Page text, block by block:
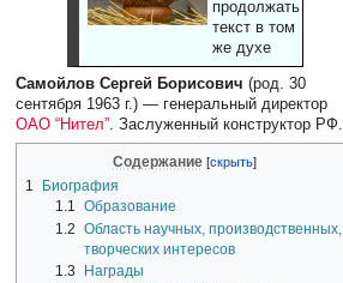
продолжать
текст в том
же духе
Самойлов Сергей Борисович (род. 30
сентября 1963 г.) — генеральный директор
ОАО “Нител”. Заслуженный конструктор РФ.
Содержание
1
Биография
1.1 Образование
1.2 Область научных, производственных,
творческих интересов
1.3
Награды